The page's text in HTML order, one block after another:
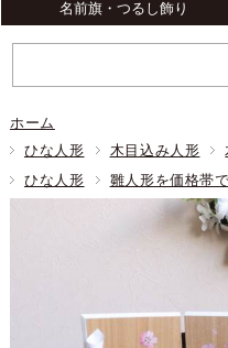
名前旗・つるし飾り
ホーム
ひな人形
木目込み人形
ひな人形
雛人形を価格帯